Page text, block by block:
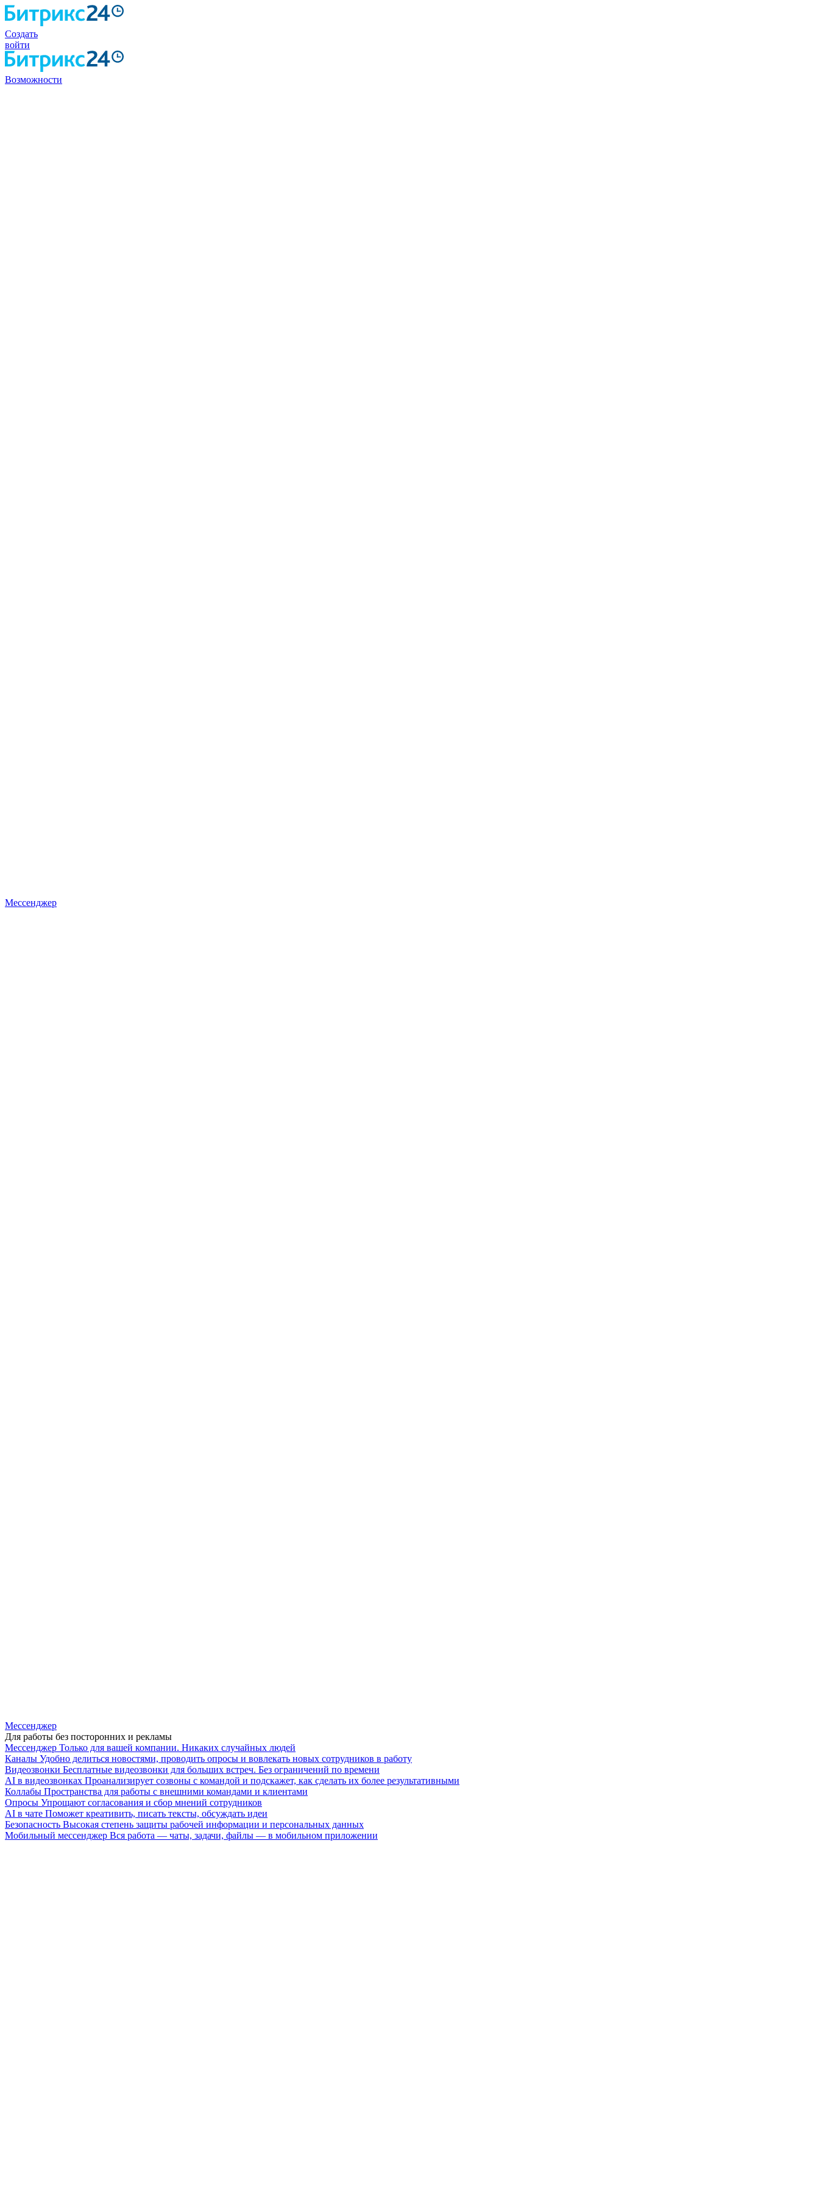
Создать
войти
Возможности
Мессенджер
Мессенджер
Для работы без посторонних и рекламы
Мессенджер Только для вашей компании. Никаких случайных людей
Каналы Удобно делиться новостями, проводить опросы и вовлекать новых сотрудников в работу
Видеозвонки Бесплатные видеозвонки для больших встреч. Без ограничений по времени
AI в видеозвонках Проанализирует созвоны с командой и подскажет, как сделать их более результативными
Коллабы Пространства для работы с внешними командами и клиентами
Опросы Упрощают согласования и сбор мнений сотрудников
AI в чате Поможет креативить, писать тексты, обсуждать идеи
Безопасность Высокая степень защиты рабочей информации и персональных данных
Мобильный мессенджер Вся работа — чаты, задачи, файлы — в мобильном приложении